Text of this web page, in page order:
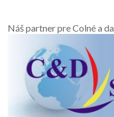
Náš partner pre Colné a